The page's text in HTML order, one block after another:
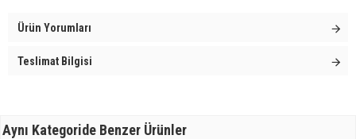
Ürün Yorumları
Teslimat Bilgisi
Aynı Kategoride Benzer Ürünler